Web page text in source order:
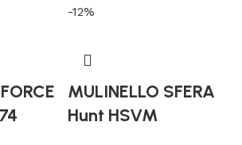
-12%
MULINELLO SFERA
Hunt HSVM